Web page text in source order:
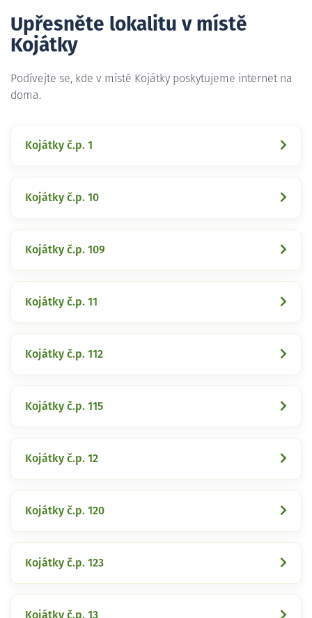
Upřesněte lokalitu v místě
Kojátky
Podívejte se, kde v místě Kojátky poskytujeme internet na
doma.
Kojátky č.p. 1
Kojátky č.p. 10
Kojátky č.p. 109
Kojátky č.p. 11
Kojátky č.p. 112
Kojátky č.p. 115
Kojátky č.p. 12
Kojátky č.p. 120
Kojátky č.p. 123
Kojátky č.p. 13